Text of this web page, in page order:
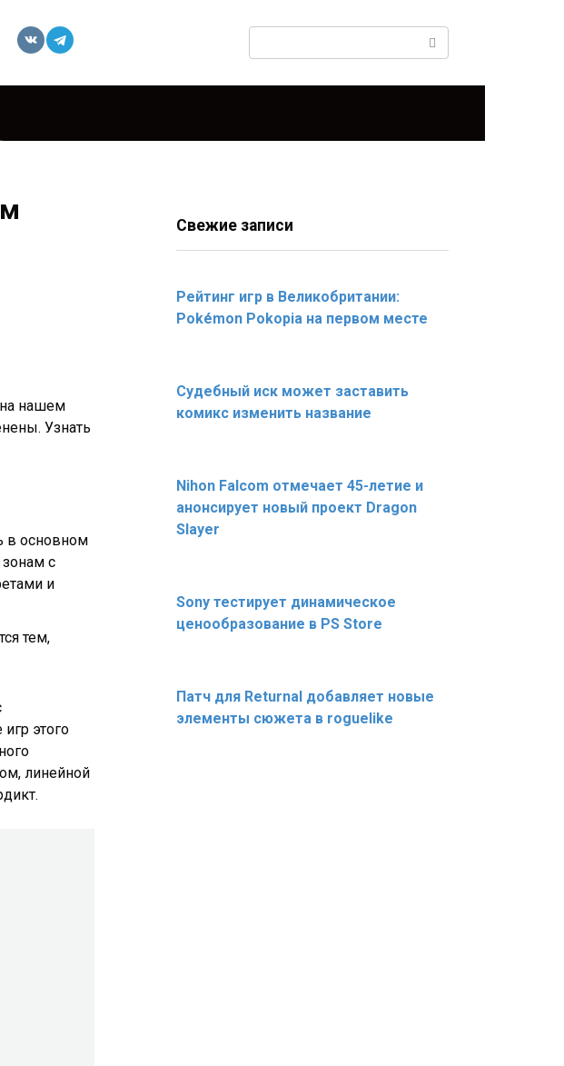
на нашем
Узнать
в основном
с
и
тем,
этого
линейной
Свежие записи
Рейтинг игр в Великобритании:
Pokémon Pokopia на первом месте
Судебный иск может заставить
комикс изменить название
Nihon Falcom отмечает 45-летие и
анонсирует новый проект Dragon
Slayer
Sony тестирует динамическое
ценообразование в PS Store
Патч для Returnal добавляет новые
элементы сюжета в roguelike